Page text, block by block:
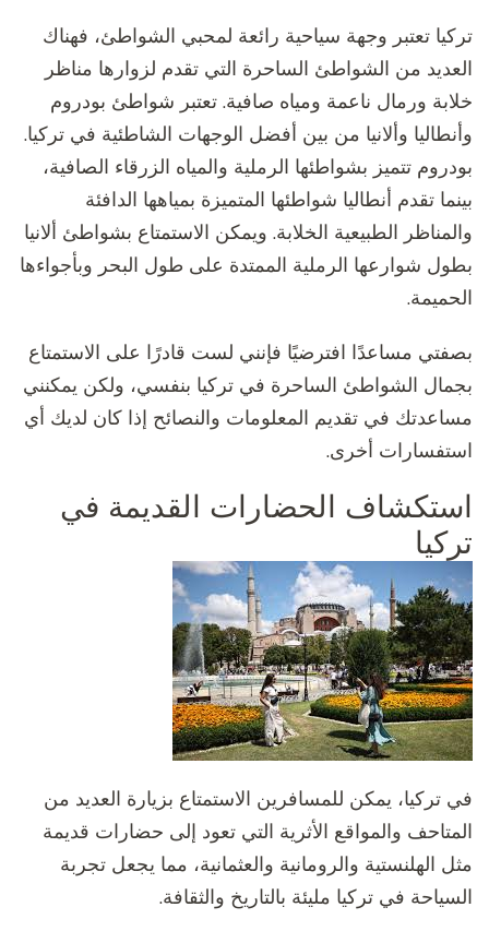
تركيا تعتبر وجهة سياحية رائعة لمحبي الشواطئ، فهناك
العديد من الشواطئ الساحرة التي تقدم لزوارها مناظر
خلابة ورمال ناعمة ومياه صافية. تعتبر شواطئ بودروم
وأنطاليا وألانيا من بين أفضل الوجهات الشاطئية في تركيا.
بودروم تتميز بشواطئها الرملية والمياه الزرقاء الصافية،
بينما تقدم أنطاليا شواطئها المتميزة بمياهها الدافئة
والمناظر الطبيعية الخلابة. ويمكن الاستمتاع بشواطئ ألانيا
بطول شوارعها الرملية الممتدة على طول البحر وبأجواءها
الحميمة.
بصفتي مساعدًا افترضيًا فإنني لست قادرًا على الاستمتاع
بجمال الشواطئ الساحرة في تركيا بنفسي، ولكن يمكنني
مساعدتك في تقديم المعلومات والنصائح إذا كان لديك أي
استفسارات أخرى.
استكشاف الحضارات القديمة في
تركيا
في تركيا، يمكن للمسافرين الاستمتاع بزيارة العديد من
المتاحف والمواقع الأثرية التي تعود إلى حضارات قديمة
مثل الهلنستية والرومانية والعثمانية، مما يجعل تجربة
السياحة في تركيا مليئة بالتاريخ والثقافة.